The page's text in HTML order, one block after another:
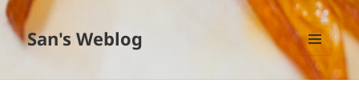
San's Weblog
MENU
EN